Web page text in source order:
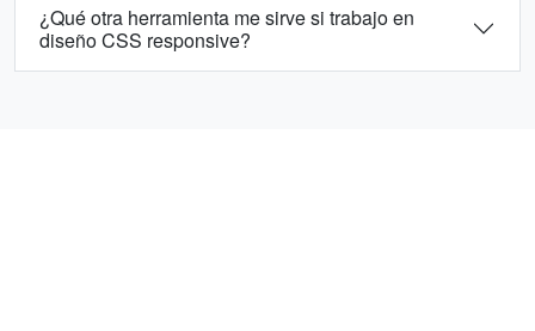
¿Qué otra herramienta me sirve si trabajo en
diseño CSS responsive?